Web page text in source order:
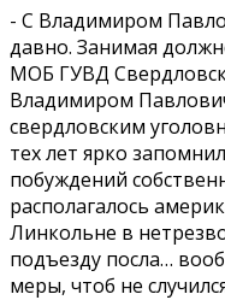
- С Владимиром
давно. Занимая
МОБ ГУВД
Владимиром
свердловским
тех лет ярко
побуждений
располагалось
Линкольне в
подъезду посла…
меры, чтоб не